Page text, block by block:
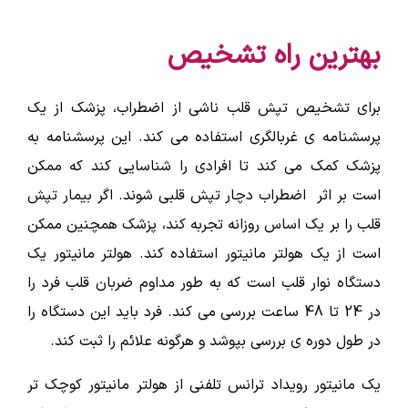
بهترین راه تشخیص
برای تشخیص تپش قلب ناشی از اضطراب، پزشک از یک
پرسشنامه ی غربالگری استفاده می کند. این پرسشنامه به
پزشک کمک می کند تا افرادی را شناسایی کند که ممکن
است بر اثر اضطراب دچار تپش قلبی شوند. اگر بیمار تپش
قلب را بر یک اساس روزانه تجربه کند، پزشک همچنین ممکن
است از یک هولتر مانیتور استفاده کند. هولتر مانیتور یک
دستگاه نوار قلب است که به طور مداوم ضربان قلب فرد را
در 24 تا 48 ساعت بررسی می کند. فرد باید این دستگاه را
در طول دوره ی بررسی بپوشد و هرگونه علائم را ثبت کند.
یک مانیتور رویداد ترانس تلفنی از هولتر مانیتور کوچک تر